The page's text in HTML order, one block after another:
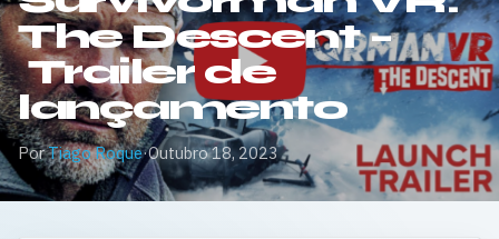
The Descent –
Trailer de
lançamento
PorTiago Roque·Outubro 18, 2023